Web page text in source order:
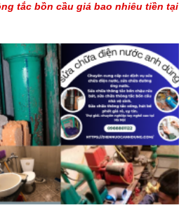
tắc bồn cầu giá bao nhiêu tiền tại